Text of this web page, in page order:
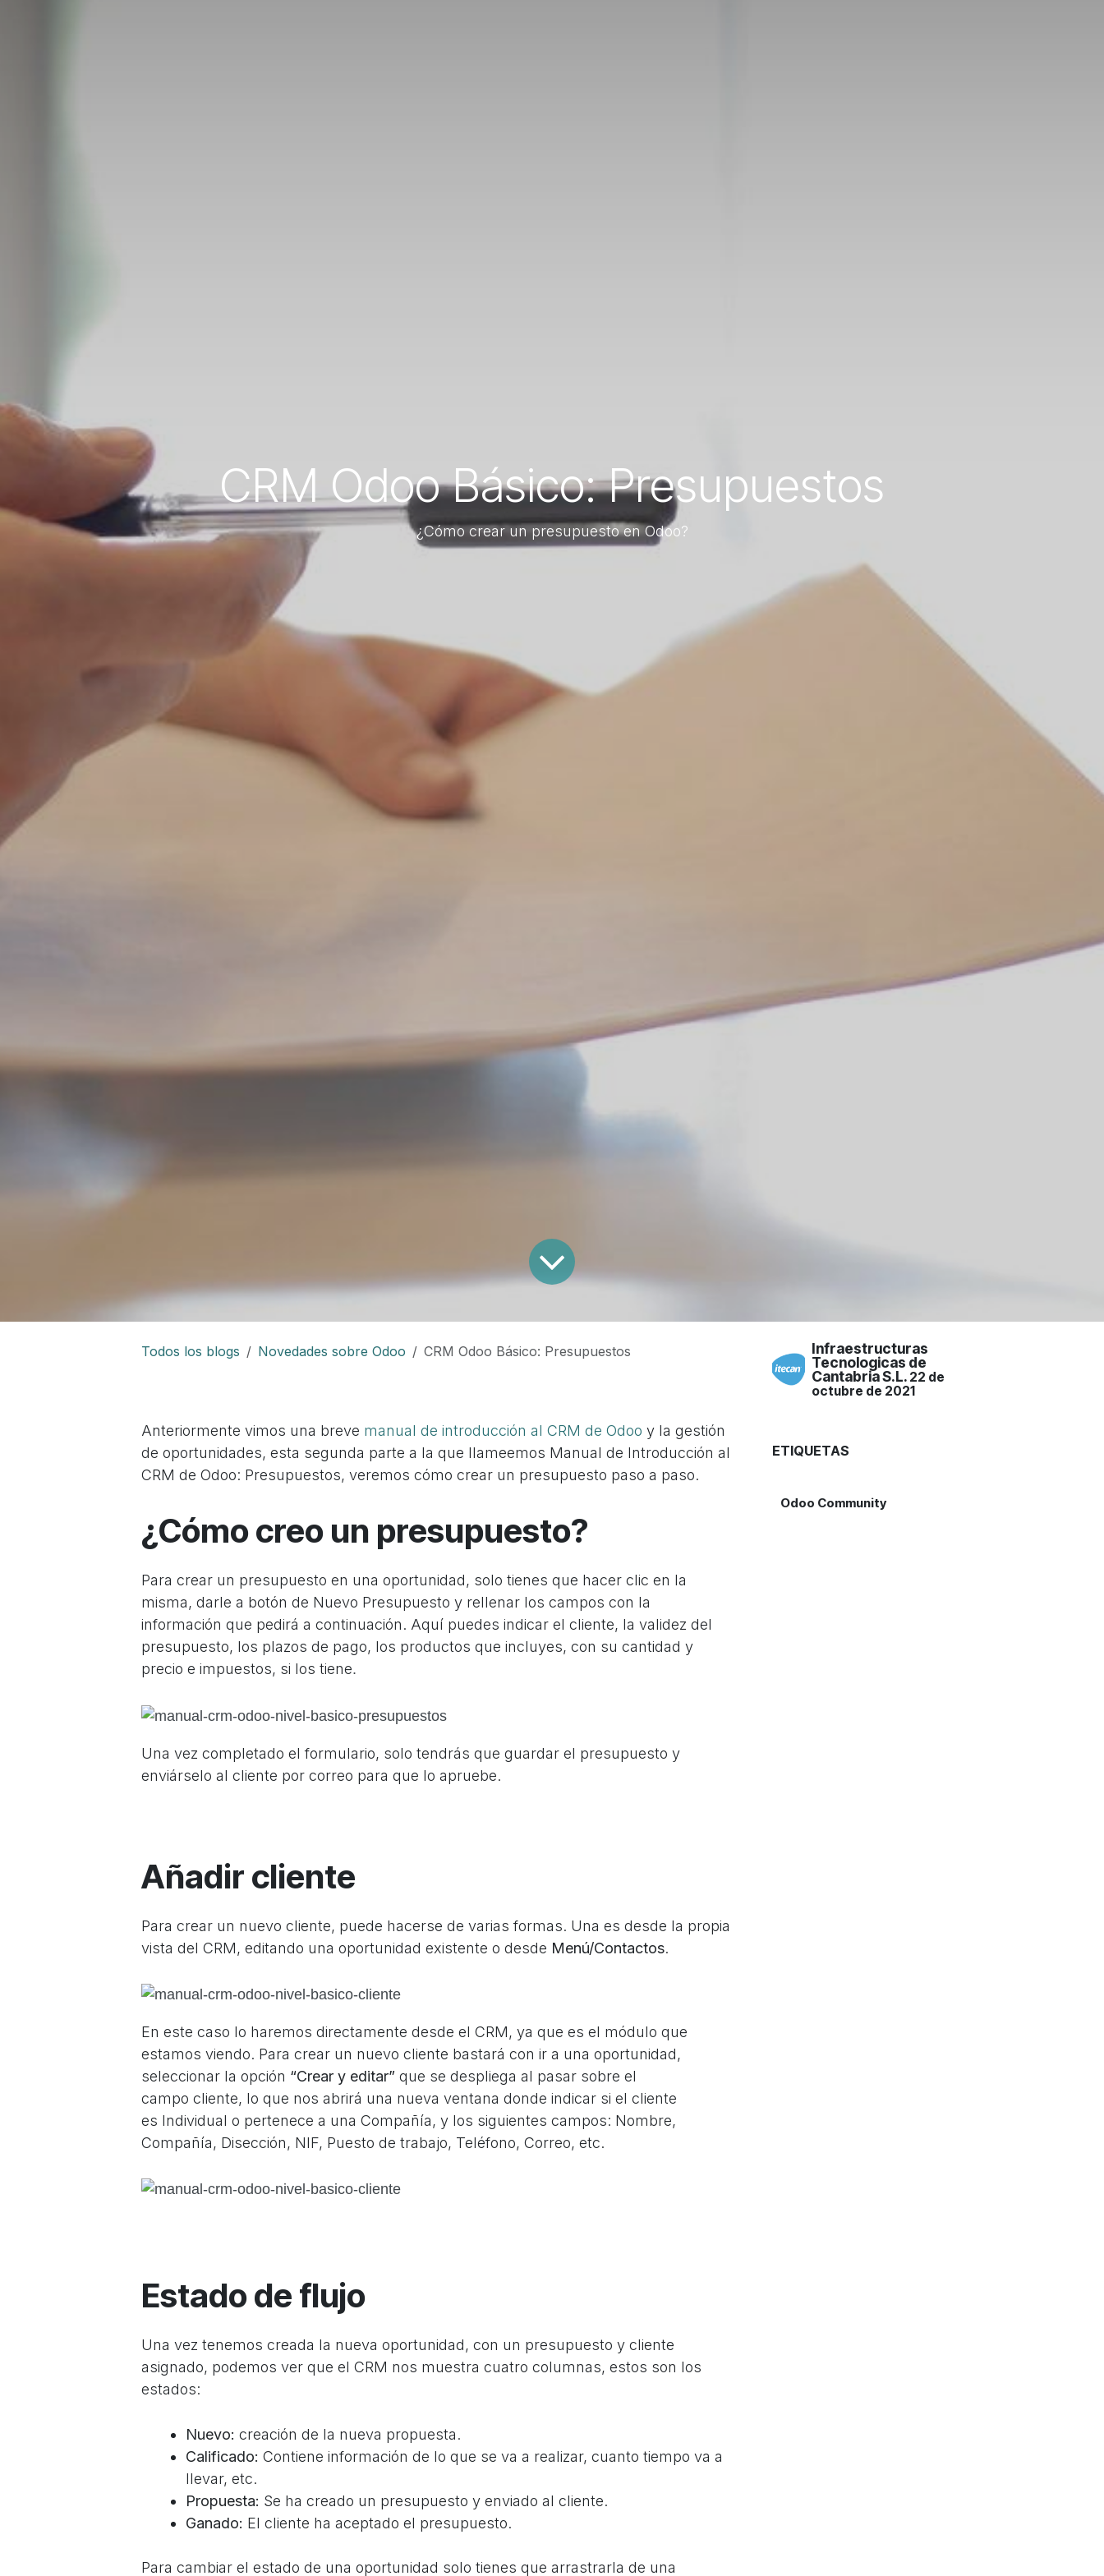
CRM Odoo Básico: Presupuestos
¿Cómo crear un presupuesto en Odoo?
Todos los blogs Novedades sobre Odoo CRM Odoo Básico: Presupuestos
Anteriormente vimos una breve manual de introducción al CRM de Odoo y la gestión
de oportunidades, esta segunda parte a la que llameemos Manual de Introducción al
CRM de Odoo: Presupuestos, veremos cómo crear un presupuesto paso a paso.
¿Cómo creo un presupuesto?
Para crear un presupuesto en una oportunidad, solo tienes que hacer clic en la
misma, darle a botón de Nuevo Presupuesto y rellenar los campos con la
información que pedirá a continuación. Aquí puedes indicar el cliente, la validez del
presupuesto, los plazos de pago, los productos que incluyes, con su cantidad y
precio e impuestos, si los tiene.
Una vez completado el formulario, solo tendrás que guardar el presupuesto y
enviárselo al cliente por correo para que lo apruebe.
Añadir cliente
Para crear un nuevo cliente, puede hacerse de varias formas. Una es desde la propia
vista del CRM, editando una oportunidad existente o desde Menú/Contactos.
En este caso lo haremos directamente desde el CRM, ya que es el módulo que
estamos viendo. Para crear un nuevo cliente bastará con ir a una oportunidad,
seleccionar la opción “Crear y editar” que se despliega al pasar sobre el
campo cliente, lo que nos abrirá una nueva ventana donde indicar si el cliente
es Individual o pertenece a una Compañía, y los siguientes campos: Nombre,
Compañía, Disección, NIF, Puesto de trabajo, Teléfono, Correo, etc.
Estado de flujo
Una vez tenemos creada la nueva oportunidad, con un presupuesto y cliente
asignado, podemos ver que el CRM nos muestra cuatro columnas, estos son los
estados:
Nuevo: creación de la nueva propuesta.
Calificado: Contiene información de lo que se va a realizar, cuanto tiempo va a
llevar, etc.
Propuesta: Se ha creado un presupuesto y enviado al cliente.
Ganado: El cliente ha aceptado el presupuesto.
Para cambiar el estado de una oportunidad solo tienes que arrastrarla de una
Infraestructuras
Tecnologicas de
Cantabria S.L. 22 de
octubre de 2021
ETIQUETAS
Odoo Community